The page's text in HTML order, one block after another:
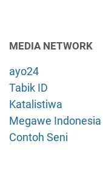
MEDIA NETWORK
ayo24
Tabik ID
Katalistiwa
Megawe Indonesia
Contoh Seni